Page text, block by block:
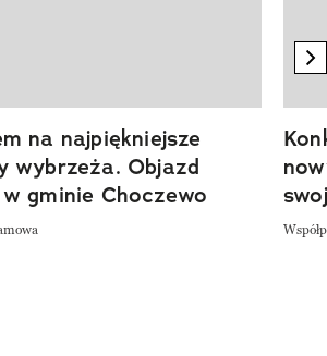
na najpiękniejsze
wybrzeża. Objazd
gminie Choczewo